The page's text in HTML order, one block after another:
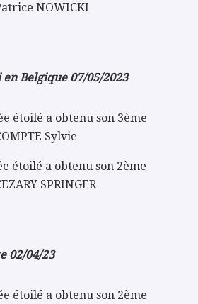
NOWICKI
Belgique 07/05/2023
étoilé a obtenu son 3ème
Sylvie
étoilé a obtenu son 2ème
SPRINGER
02/04/23
étoilé a obtenu son 2ème